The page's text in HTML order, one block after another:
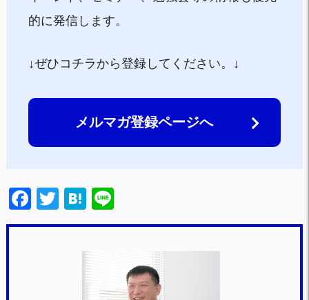
的に発信します。
↓ぜひコチラから登録してください。↓
メルマガ登録ページへ
F
a
T
wi
H
at
n
a
Li
n